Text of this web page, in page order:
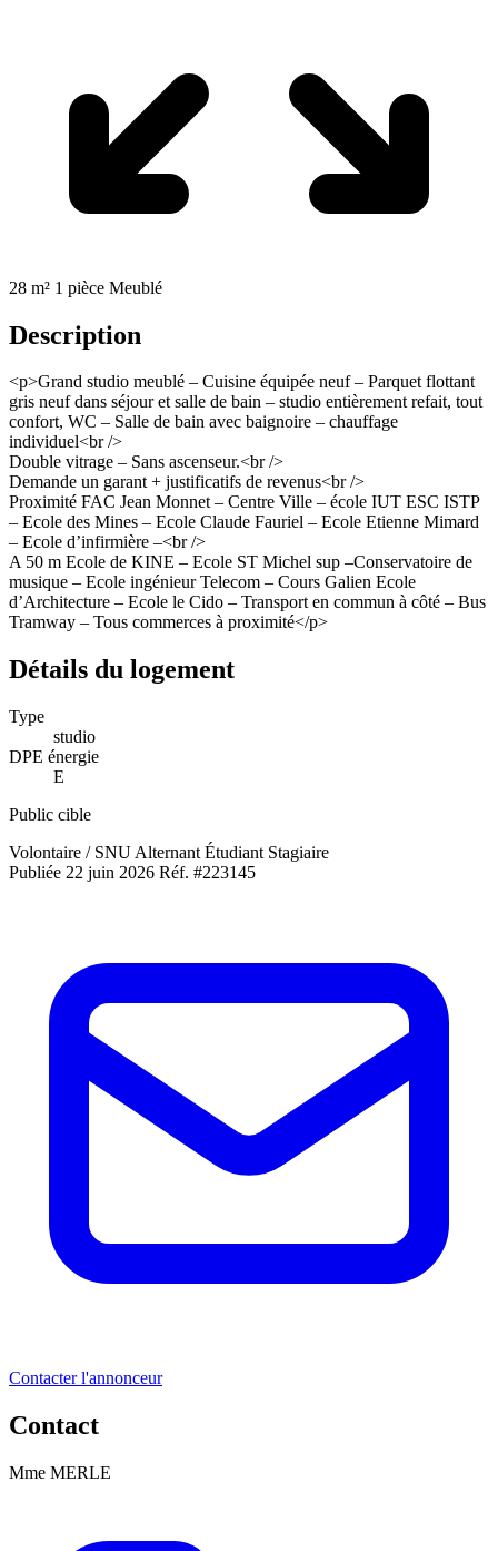
+1
28 m² 1 pièce Meublé
Description
<p>Grand studio meublé – Cuisine équipée neuf – Parquet flottant
gris neuf dans séjour et salle de bain – studio entièrement refait, tout
confort, WC – Salle de bain avec baignoire – chauffage
individuel<br />
Double vitrage – Sans ascenseur.<br />
Demande un garant + justificatifs de revenus<br />
Proximité FAC Jean Monnet – Centre Ville – école IUT ESC ISTP
– Ecole des Mines – Ecole Claude Fauriel – Ecole Etienne Mimard
– Ecole d’infirmière –<br />
A 50 m Ecole de KINE – Ecole ST Michel sup –Conservatoire de
musique – Ecole ingénieur Telecom – Cours Galien Ecole
d’Architecture – Ecole le Cido – Transport en commun à côté – Bus
Tramway – Tous commerces à proximité</p>
Détails du logement
Type
studio
DPE énergie
E
Public cible
Volontaire / SNU Alternant Étudiant Stagiaire
Publiée 22 juin 2026 Réf. #223145
Contacter l'annonceur
Contact
Mme MERLE